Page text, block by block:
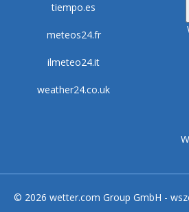
tiempo.es
meteos24.fr
ilmeteo24.it
weather24.co.uk
© 2026 wetter.com Group GmbH -